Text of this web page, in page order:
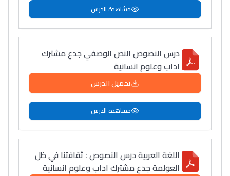
مشاهدة الدرس
درس النصوص النص الوصفي جدع مشترك
اداب وعلوم انسانية
تحميل الدرس
مشاهدة الدرس
اللغة العربية درس النصوص : ثقافتنا في ظل
العولمة جدع مشترك اداب وعلوم انسانية